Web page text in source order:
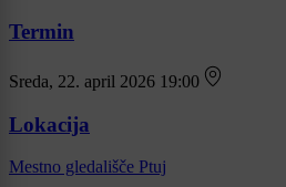
Termin
Sreda, 22. april 2026 19:00
Lokacija
Mestno gledališče Ptuj